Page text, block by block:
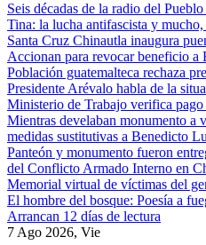
Seis décadas de la radio del
Tina: la lucha antifascista y
Santa Cruz Chinautla inaugura
Accionan para revocar beneficio a
Población guatemalteca rechaza
Presidente Arévalo habla de la
Ministerio de Trabajo verifica
Mientras develaban monumento a
medidas sustitutivas a Benedicto
Panteón y monumento fueron
del Conflicto Armado Interno en
Memorial virtual de víctimas del
El hombre del bosque: Poesía a
Arrancan 12 días de lectura
7 Ago 2026, Vie